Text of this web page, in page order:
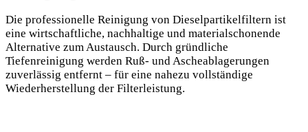
Die professionelle Reinigung von Dieselpartikelfiltern ist
eine wirtschaftliche, nachhaltige und materialschonende
Alternative zum Austausch. Durch gründliche
Tiefenreinigung werden Ruß- und Ascheablagerungen
zuverlässig entfernt – für eine nahezu vollständige
Wiederherstellung der Filterleistung.